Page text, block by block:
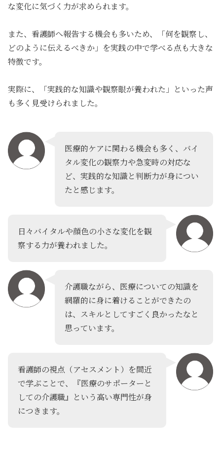
な変化に気づく力が求められます。
また、看護師へ報告する機会も多いため、
「何を観察し、
どのように伝えるべきか」を実践の中で学べる点も大きな
特徴です。
実際に、「実践的な知識や観察眼が養われた」といった声
も多く見受けられました。
医療的ケアに関わる機会も多く、バイ
タル変化の観察力や急変時の対応な
ど、実践的な知識と判断力が身につい
たと感じます。
日々バイタルや顔色の小さな変化を観
察する力が養われました。
介護職ながら、医療についての知識を
網羅的に身に着けることができたの
は、スキルとしてすごく良かったなと
思っています。
看護師の視点（アセスメント）を間近
で学ぶことで、『医療のサポーターと
しての介護職』という高い専門性が身
につきます。